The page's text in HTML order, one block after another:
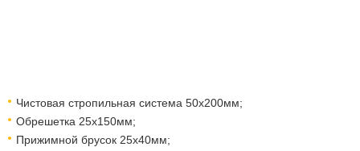
Чистовая стропильная система 50х200мм;
Обрешетка 25х150мм;
Прижимной брусок 25х40мм;